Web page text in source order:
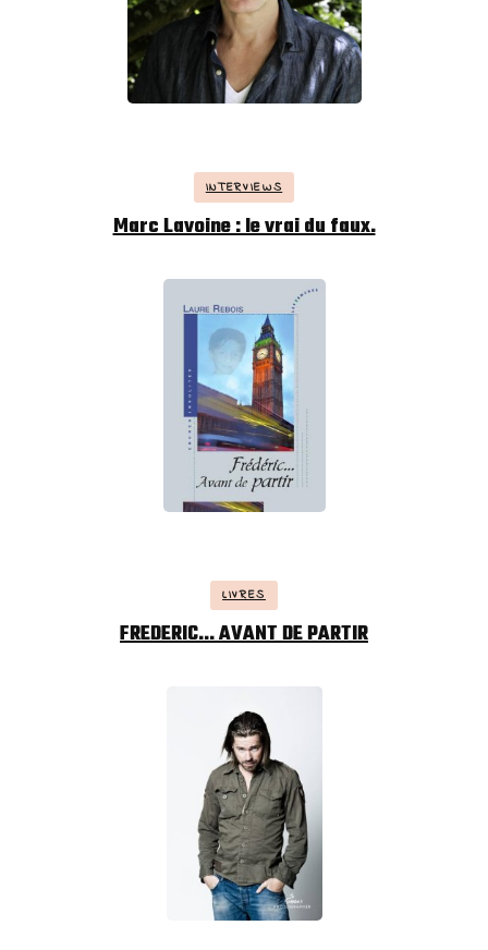
INTERVIEWS
Marc Lavoine : le vrai du faux.
LIVRES
FREDERIC… AVANT DE PARTIR